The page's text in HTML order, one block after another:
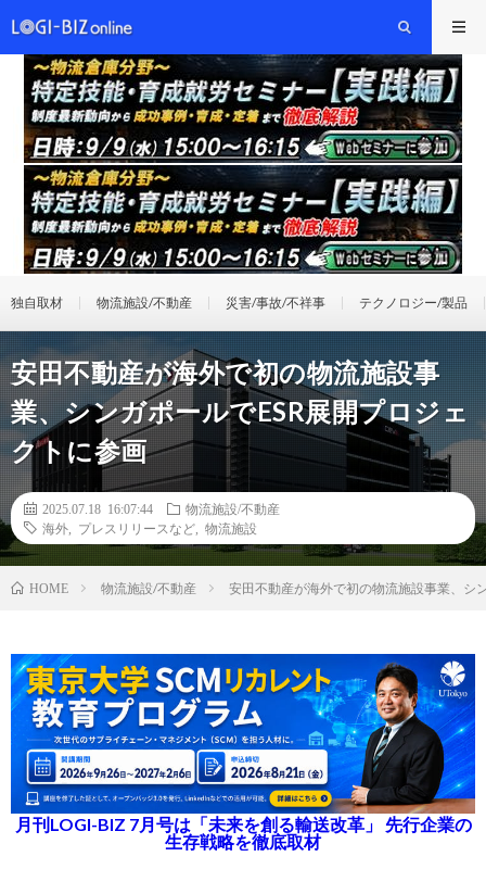
独自取材 物流施設/不動産 災害/事故/不祥事 テクノロジー/製品
安田不動産が海外で初の物流施設事
業、シンガポールでESR展開プロジェ
クトに参画
2025.07.18 16:07:44
物流施設/不動産
海外
プレスリリースなど 物流施設
HOME 物流施設/不動産 安田不動産が海外で初の物流施設事業、シ
月刊LOGI-BIZ 7月号は「未来を創る輸送改革」 先行企業の
生存戦略を徹底取材